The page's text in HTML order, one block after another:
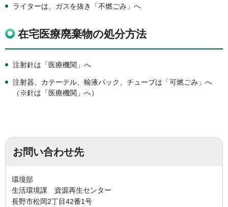
ライターは、ガスを抜き「不燃ごみ」へ
在宅医療廃棄物の処分方法
注射針は「医療機関」へ
注射器、カテーテル、輸液パック、チューブは「可燃ごみ」へ
（※針は「医療機関」へ）
お問い合わせ先
環境部
生活環境課 資源再生センター
長野市松岡2丁目42番1号